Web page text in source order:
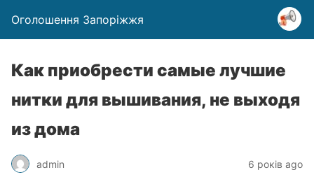
Оголошення Запоріжжя
Как приобрести самые лучшие
нитки для вышивания, не выходя
из дома
admin 6 років ago